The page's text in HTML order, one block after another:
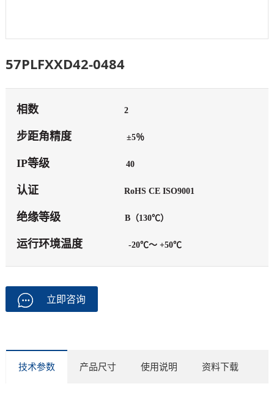
57PLFXXD42-0484
相数 2
步距角精度 ±5％
IP等级 40
认证 RoHS CE ISO9001
绝缘等级 B（130℃）
运行环境温度 -20℃～ +50℃
立即咨询
技术参数 产品尺寸 使用说明 资料下载